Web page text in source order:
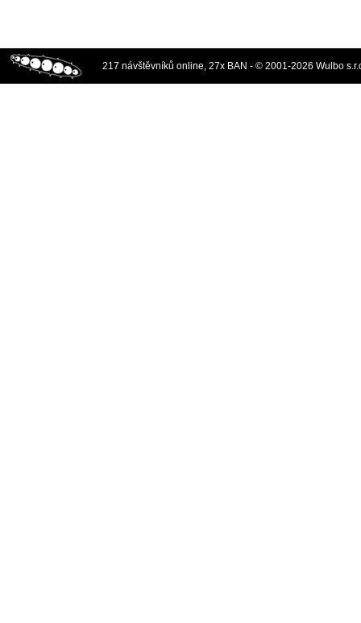
217 návštěvníků online, 27x BAN - © 2001-2026 Wulbo